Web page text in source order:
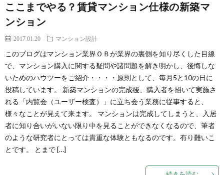
ここまでやる？賃貸マンション仕様の新築マ
ンション
2017.01.20 マンション設計
このブログはマンション業界ＯＢが業界の裏側を知り尽くした目線
で、マンション購入に関する疑問や諸問題を解き明かし、後悔しな
いためのハウツーをご紹介・・・・原則として、毎月5と10の日に
投稿しています。 新築マンションの完成後、購入者を招いて実施さ
れる「内覧会（ユーザー検査）」に立ち会う業務に従事すると、
様々なことが見えて来ます。 マンションは完成してしまうと、入居
者に知り合いがいない限り中を見ることができなくなるので、筆者
のような研究者にとっては貴重な体験ともなるのです。有り難いこ
とです。 とまで […]